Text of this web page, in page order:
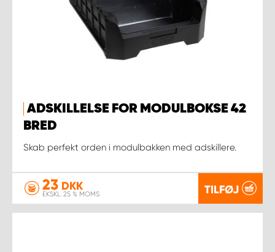
ADSKILLELSE FOR MODULBOKSE 42
BRED
Skab perfekt orden i modulbakken med adskillere.
23 DKK
EKSKL. 25 % MOMS TILFØJ